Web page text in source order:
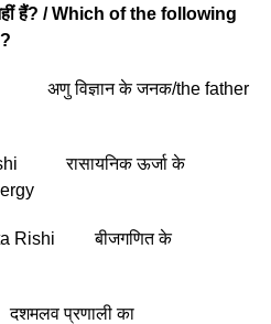
हैं? / Which of the following
अणु विज्ञान के जनक/the father
रासायनिक ऊर्जा के
Rishi बीजगणित के
प्रणाली का